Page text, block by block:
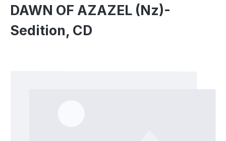
DAWN OF AZAZEL (Nz)-
Sedition, CD